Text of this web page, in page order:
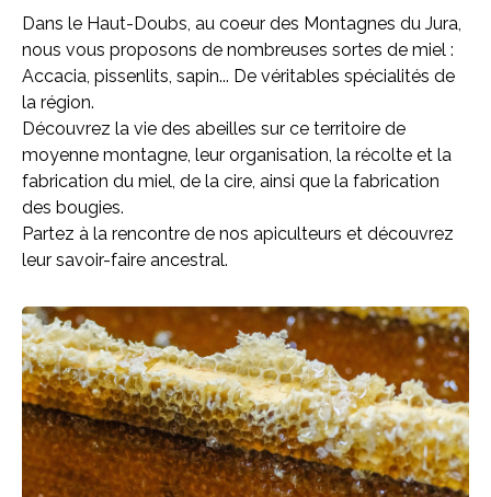
Dans le Haut-Doubs, au coeur des Montagnes du Jura,
nous vous proposons de nombreuses sortes de miel :
Accacia, pissenlits, sapin... De véritables spécialités de
la région.
Découvrez la vie des abeilles sur ce territoire de
moyenne montagne, leur organisation, la récolte et la
fabrication du miel, de la cire, ainsi que la fabrication
des bougies.
Partez à la rencontre de nos apiculteurs et découvrez
leur savoir-faire ancestral.